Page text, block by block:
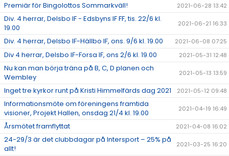
Premiär för Bingolottos Sommarkväll! 2021-06-28 13:42
Div. 4 herrar, Delsbo IF - Edsbyns IF FF, tis. 22/6 kl.
19.00
2021-06-21 16:33
Div. 4 herrar, Delsbo IF-Hällbo IF, ons. 9/6 kl. 19.00 2021-06-08 07:25
Div 4 herrar, Delsbo IF-Forsa IF, ons 2/6 kl. 19.00 2021-05-31 12:48
Nu kan man börja träna på B, C, D planen och
Wembley
2021-05-13 13:59
Inget tre kyrkor runt på Kristi Himmelfärds dag 2021 2021-05-12 09:48
Informationsmöte om föreningens framtida
visioner, Projekt Hallen, onsdag 21/4 kl. 19.00
2021-04-19 16:49
Årsmötet framflyttat 2021-04-08 16:02
24-29/3 är det clubbdagar på Intersport – 25% på
allt!
2021-03-25 16:20